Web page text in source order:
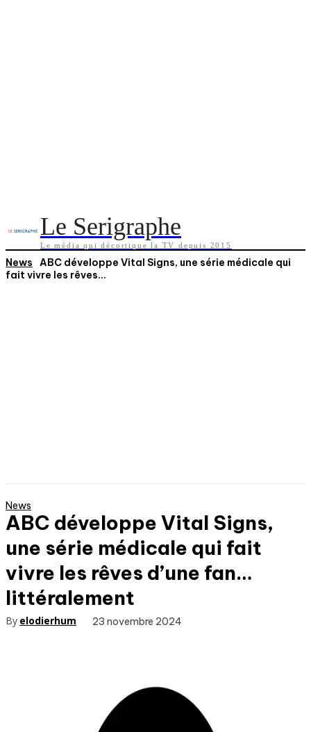
Le Serigraphe
Le média qui décortique la TV depuis 2015
News
ABC développe Vital Signs, une série médicale qui
fait vivre les rêves...
News
ABC développe Vital Signs,
une série médicale qui fait
vivre les rêves d’une fan…
littéralement
By elodierhum 23 novembre 2024